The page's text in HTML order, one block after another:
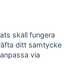
skall fungera
ditt samtycke
via